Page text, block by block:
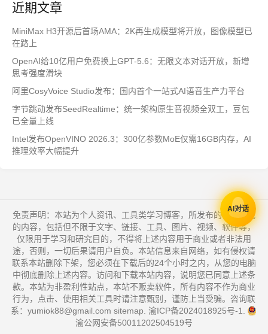
近期文章
MiniMax H3开源后首场AMA：2K再生成模型将开放，图像模型已
在路上
OpenAI给10亿用户免费换上GPT-5.6：无限文本对话开放，新增
思考强度滑块
阿里CosyVoice Studio发布：国内首个一站式AI语音生产力平台
字节跳动发布SeedRealtime：统一架构原生音视频全双工，豆包
已全量上线
Intel发布OpenVINO 2026.3：300亿参数MoE仅需16GB内存，AI
推理效率大幅提升
免责声明：本站为个人资讯、工具类学习博客，所发布的一切形式
的内容，包括但不限于文字、链接、工具、图片、视频、软件等，
仅限用于学习和研究目的，不得将上述内容用于商业或者非法用
途，否则，一切后果请用户自负。本站信息来自网络，如有侵权请
联系本站删除下架，您必须在下载后的24个小时之内，从您的电脑
中彻底删除上述内容。访问和下载本站内容，说明您已同意上述条
款。本站为非盈利性站点，本站不贩卖软件，所有内容不作为商业
行为，点击、使用相关工具时请注意甄别，谨防上当受骗。咨询联
系：yumiok88@gmail.com sitemap 渝ICP备2024018925号-1
渝公网安备50011202504519号
AI对话